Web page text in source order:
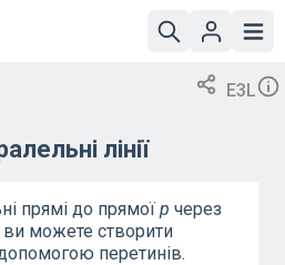
E3L
лінії
прямі до прямої p через
ви можете створити
перетинів.